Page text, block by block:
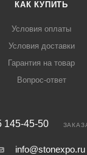
КАК КУПИТЬ
Условия оплаты
Условия доставки
Гарантия на товар
Вопрос-ответ
145-45-50
info@stonexpo.ru